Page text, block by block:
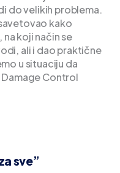
do velikih problema.
kako
koji način se
ali i dao praktične
u situaciju da
Control
sve”